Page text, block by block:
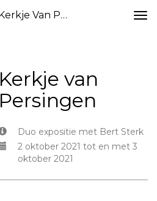
Liesbet Optendrees - Kerkje Van Persingen
Kerkje van
Persingen
Duo expositie met Bert Sterk
2 oktober 2021 tot en met 3
oktober 2021